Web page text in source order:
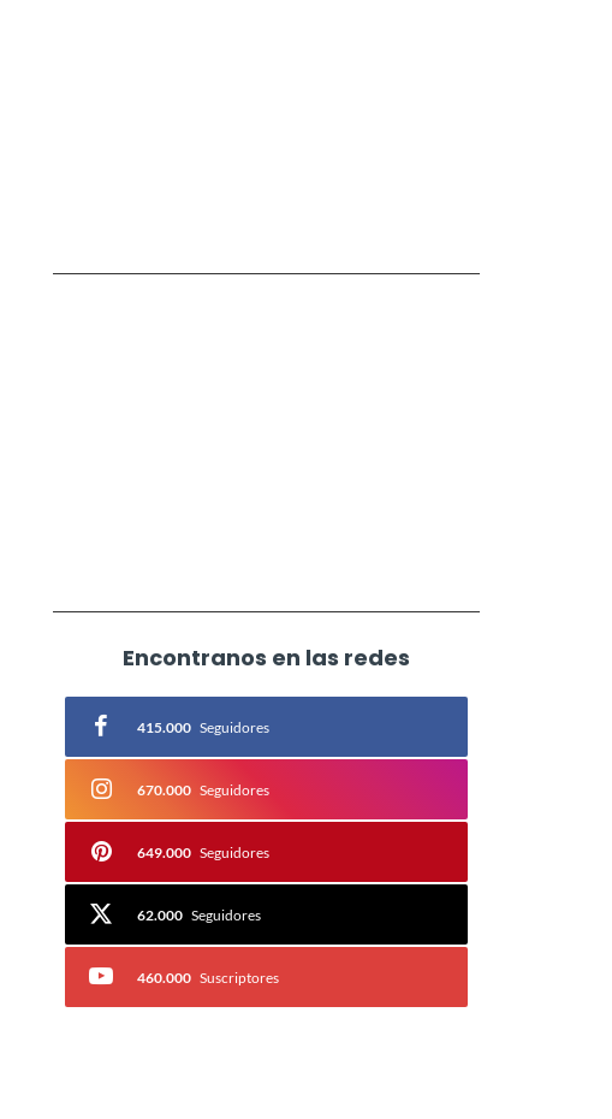
Encontranos en las redes
415.000 Seguidores
670.000 Seguidores
649.000 Seguidores
62.000 Seguidores
460.000 Suscriptores